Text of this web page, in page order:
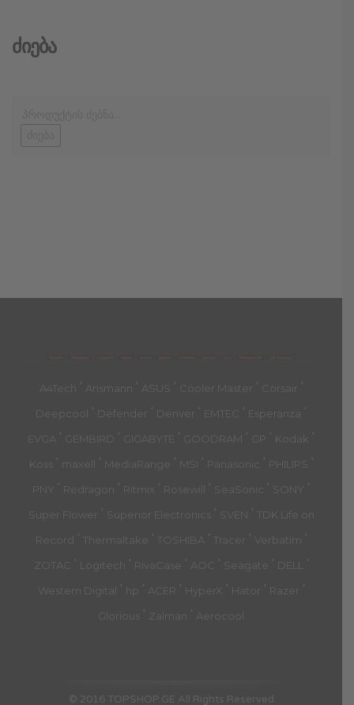
Ძიება
მთავარი კალათა
A4Tech ' Ansmann ' ASUS ' Cooler Master ' Corsair '
Deepcool ' Defender ' Denver ' EMTEC ' Esperanza '
EVGA ' GEMBIRD ' GIGABYTE ' GOODRAM ' GP ' Kodak '
Koss ' maxell ' MediaRange ' MSI ' Panasonic ' PHILIPS '
PNY ' Redragon ' Ritmix ' Rosewill ' SeaSonic ' SONY '
Super Flower ' Superior Electronics ' SVEN ' TDK Life on
Record ' Thermaltake ' TOSHIBA ' Tracer ' Verbatim '
ZOTAC ' Logitech ' RivaCase ' AOC ' Seagate ' DELL '
Western Digital ' hp ' ACER ' HyperX ' Hator ' Razer '
Glorious ' Zalman ' Aerocool
© 2016 TOPSHOP.GE All Rights Reserved